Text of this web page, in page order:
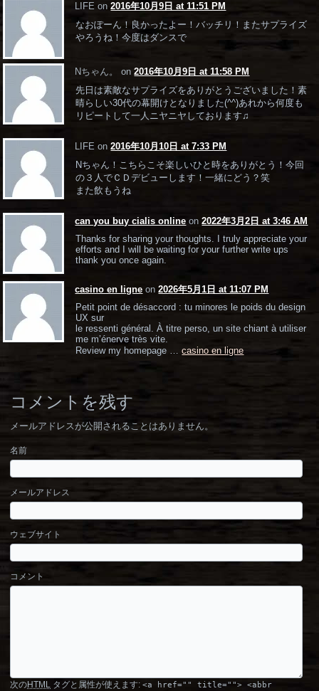
LIFE on2016年10月9日 at 11:51 PM
なおぽーん！良かったよー！バッチリ！またサプライズ
やろうね！今度はダンスで
Nちゃん。 on2016年10月9日 at 11:58 PM
先日は素敵なサプライズをありがとうございました！素
晴らしい30代の幕開けとなりました(^^)あれから何度も
リピートして一人ニヤニヤしております♫
LIFE on2016年10月10日 at 7:33 PM
Nちゃん！こちらこそ楽しいひと時をありがとう！今回
の３人でＣＤデビューします！一緒にどう？笑
また飲もうね
can you buy cialis online on2022年3月2日 at 3:46 AM
Thanks for sharing your thoughts. I truly appreciate your
efforts and I will be waiting for your further write ups
thank you once again.
casino en ligne on2026年5月1日 at 11:07 PM
Petit point de désaccord : tu minores le poids du design
UX sur
le ressenti général. À titre perso, un site chiant à utiliser
me m’énerve très vite.
Review my homepage …casino en ligne
コメントを残す
メールアドレスが公開されることはありません。
名前
メールアドレス
ウェブサイト
コメント
次のHTML タグと属性が使えます:<a href="" title=""> <abbr